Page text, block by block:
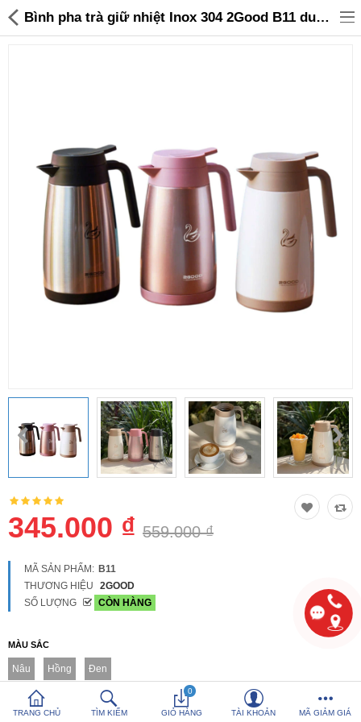
Đồ gia dụng & Nhà cửa
Điện gia dụng
Đồ tiện ích
Sản phẩm khác
So sánh Yêu thích (0)
Hotline: 0816 505 655
Tải App SanHangRe nhận Quà
TRANG CHỦ TÌM KIẾM
0
GIỎ HÀNG TÀI KHOẢN MÃ GIẢM GIÁ
Bình pha trà giữ nhiệt Inox 304 2Good B11 dung tích 1000ml bảo hành 12 tháng - 345,000 | Sanhangre
345.000 ₫ 559.000 ₫
MÃ SẢN PHẨM: B11
THƯƠNG HIỆU
2GOOD
SỐ LƯỢNG
CÒN HÀNG
MÀU SẮC
Nâu Hồng Đen